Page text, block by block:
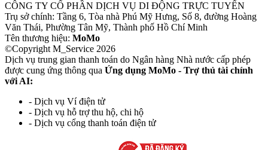
CÔNG TY CỔ PHẦN DỊCH VỤ DI ĐỘNG TRỰC TUYẾN
Trụ sở chính: Tầng 6, Tòa nhà Phú Mỹ Hưng, Số 8, đường Hoàng
Văn Thái, Phường Tân Mỹ, Thành phố Hồ Chí Minh
Tên thương hiệu: MoMo
©Copyright M_Service 2026
Dịch vụ trung gian thanh toán do Ngân hàng Nhà nước cấp phép
được cung ứng thông qua Ứng dụng MoMo - Trợ thủ tài chính
với AI:
- Dịch vụ Ví điện tử
- Dịch vụ hỗ trợ thu hộ, chi hộ
- Dịch vụ cổng thanh toán điện tử